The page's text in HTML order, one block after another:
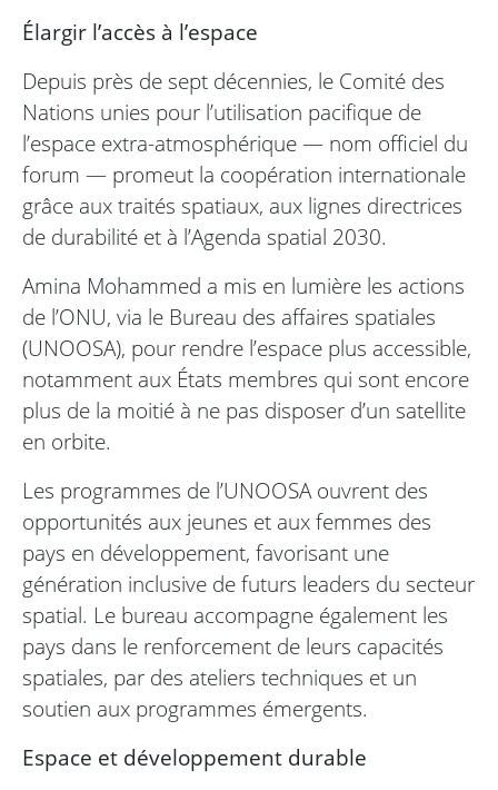
Élargir l’accès à l’espace
Depuis près de sept décennies, le Comité des
Nations unies pour l’utilisation pacifique de
l’espace extra-atmosphérique — nom officiel du
forum — promeut la coopération internationale
grâce aux traités spatiaux, aux lignes directrices
de durabilité et à l’Agenda spatial 2030.
Amina Mohammed a mis en lumière les actions
de l’ONU, via le Bureau des affaires spatiales
(UNOOSA), pour rendre l’espace plus accessible,
notamment aux États membres qui sont encore
plus de la moitié à ne pas disposer d’un satellite
en orbite.
Les programmes de l’UNOOSA ouvrent des
opportunités aux jeunes et aux femmes des
pays en développement, favorisant une
génération inclusive de futurs leaders du secteur
spatial. Le bureau accompagne également les
pays dans le renforcement de leurs capacités
spatiales, par des ateliers techniques et un
soutien aux programmes émergents.
Espace et développement durable